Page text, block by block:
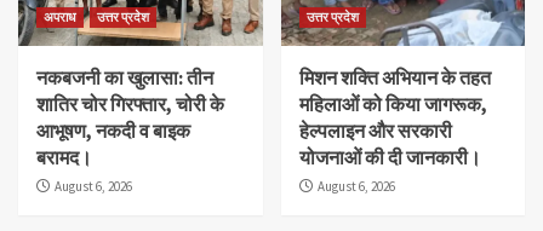
अपराध उत्तर प्रदेश
नकबजनी का खुलासा: तीन
शातिर चोर गिरफ्तार, चोरी के
आभूषण, नकदी व बाइक
बरामद।
August 6, 2026
उत्तर प्रदेश
मिशन शक्ति अभियान के तहत
महिलाओं को किया जागरूक,
हेल्पलाइन और सरकारी
योजनाओं की दी जानकारी।
August 6, 2026